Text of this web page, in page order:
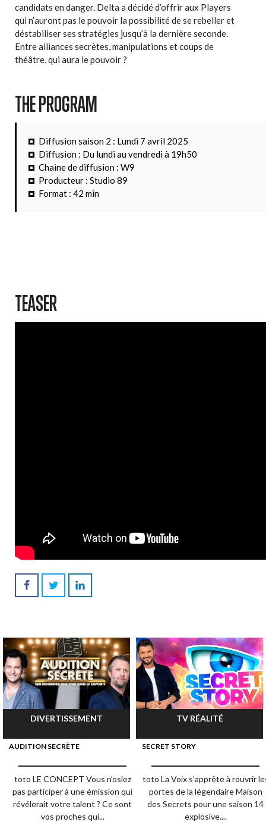
candidats en danger. Delta a décidé d’offrir aux Players
qui n’auront pas le pouvoir la possibilité de se rebeller et
déstabiliser ses stratégies jusqu’à la dernière seconde.
Entre alliances secrètes, manipulations et coups de
théâtre, qui aura le pouvoir ?
THE PROGRAM
Diffusion saison 2 : Lundi 7 avril 2025
Diffusion : Du lundi au vendredi à 19h50
Chaine de diffusion : W9
Producteur : Studio 89
Format : 42 min
TEASER
DIVERTISSEMENT
AUDITION SECRÈTE
toto LE CONCEPT Vous n’osiez
pas participer à une émission qui
révélerait votre talent ? Ce sont
vos proches qui...
TV RÉALITÉ
SECRET STORY
toto La Voix s’apprête à rouvrir
portes de la légendaire Maison
des Secrets pour une saison 14
explosive....